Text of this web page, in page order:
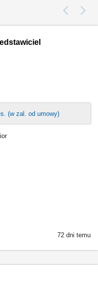
(w zal. od umowy)
72 dni temu